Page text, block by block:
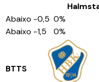
Abaixo -0,5 0%
Abaixo -1,5 0%
BTTS